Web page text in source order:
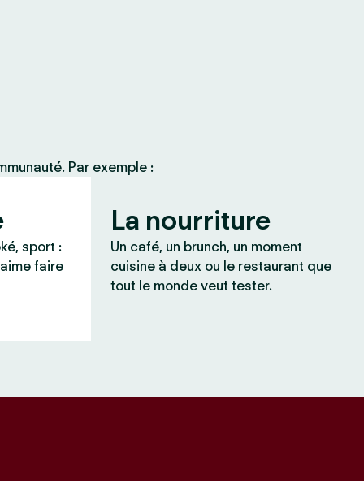
Par exemple :
sport :
faire
La nourriture
Un café, un brunch, un moment
cuisine à deux ou le restaurant que
tout le monde veut tester.